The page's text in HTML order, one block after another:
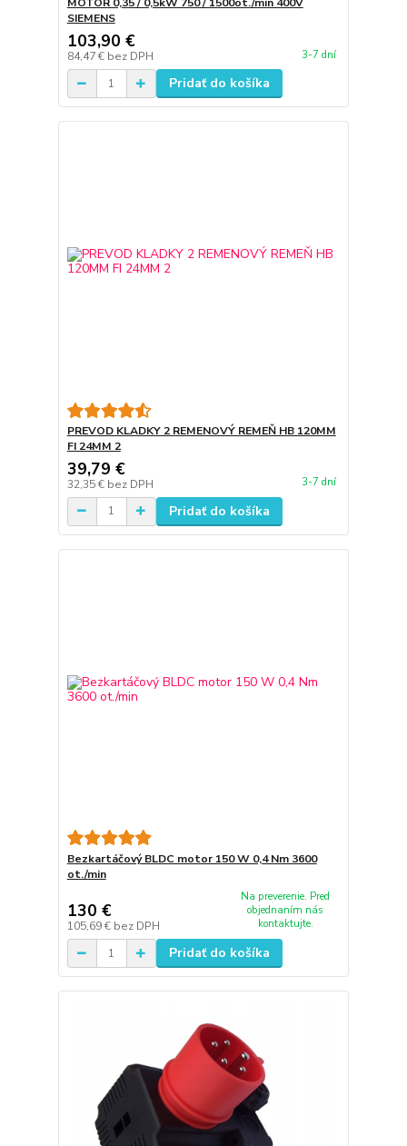
MOTOR 0,35 / 0,5kW 750 / 1500ot./min 400V
SIEMENS
103,90 €
84,47 € bez DPH 3-7 dní
Pridať do košíka
PREVOD KLADKY 2 REMENOVÝ REMEŇ HB 120MM
FI 24MM 2
39,79 €
32,35 € bez DPH 3-7 dní
Pridať do košíka
Bezkartáčový BLDC motor 150 W 0,4 Nm 3600
ot./min
130 €
105,69 € bez DPH
Na preverenie. Pred
objednaním nás
kontaktujte.
Pridať do košíka